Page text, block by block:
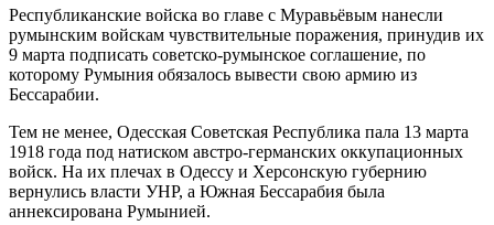
Республиканские войска во главе с Муравьёвым нанесли
румынским войскам чувствительные поражения, принудив их
9 марта подписать советско-румынское соглашение, по
которому Румыния обязалось вывести свою армию из
Бессарабии.
Тем не менее, Одесская Советская Республика пала 13 марта
1918 года под натиском австро-германских оккупационных
войск. На их плечах в Одессу и Херсонскую губернию
вернулись власти УНР, а Южная Бессарабия была
аннексирована Румынией.